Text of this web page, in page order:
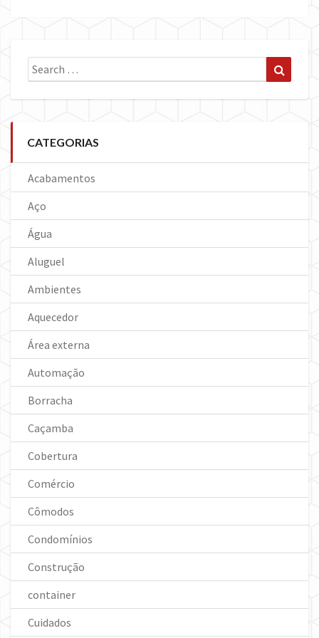
Search
for:
CATEGORIAS
Acabamentos
Aço
Água
Aluguel
Ambientes
Aquecedor
Área externa
Automação
Borracha
Caçamba
Cobertura
Comércio
Cômodos
Condomínios
Construção
container
Cuidados